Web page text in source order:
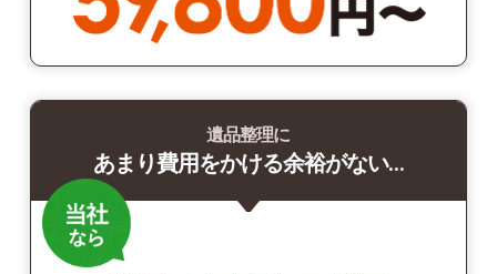
遺品整理に
あまり費用をかける余裕がない…